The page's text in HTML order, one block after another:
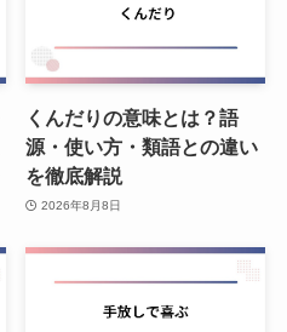
くんだりの意味とは？語
源・使い方・類語との違い
を徹底解説
2026年8月8日